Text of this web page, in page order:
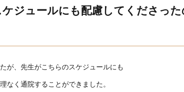
ジュールにも配慮してくださっ
が、先生がこちらのスケジュールにも
なく通院することができました。